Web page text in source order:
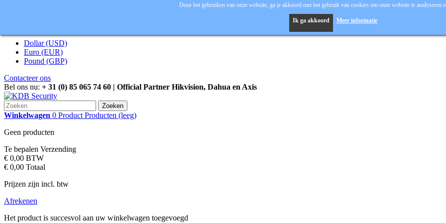
Dollar (USD)
Euro (EUR)
Pound (GBP)
Contacteer ons
Bel ons nu: + 31 (0) 85 065 74 60 | Official Partner Hikvision, Dahua en Axis
Zoeken
Winkelwagen 0 Product Producten (leeg)
Geen producten
Te bepalen Verzending
€ 0,00 BTW
€ 0,00 Totaal
Prijzen zijn incl. btw
Afrekenen
Het product is succesvol aan uw winkelwagen toegevoegd
Door het gebruiken van onze website, ga je akkoord met het gebruik van cookies om onze website te analyseren
Ik ga akkoord Meer informatie